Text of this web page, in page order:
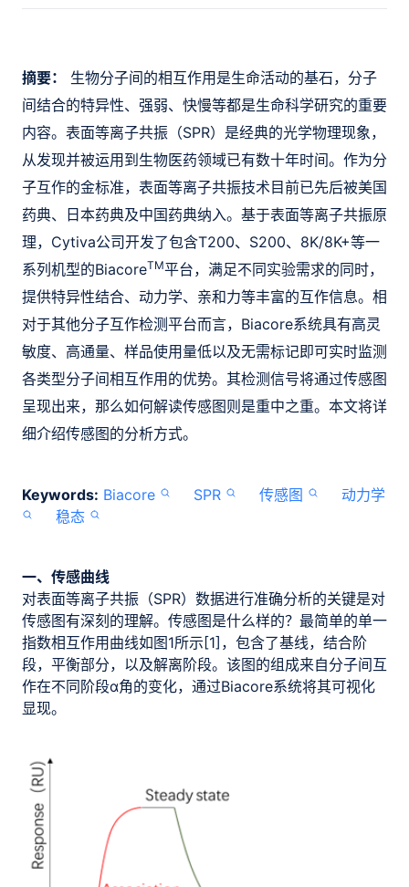
摘要：
生物分子间的相互作用是生命活动的基石，分子
间结合的特异性、强弱、快慢等都是生命科学研究的重要
内容。表面等离子共振（SPR）是经典的光学物理现象，
从发现并被运用到生物医药领域已有数十年时间。作为分
子互作的金标准，表面等离子共振技术目前已先后被美国
药典、日本药典及中国药典纳入。基于表面等离子共振原
理，Cytiva公司开发了包含T200、S200、8K/8K+等一
系列机型的BiacoreTM平台，满足不同实验需求的同时，
提供特异性结合、动力学、亲和力等丰富的互作信息。相
对于其他分子互作检测平台而言，Biacore系统具有高灵
敏度、高通量、样品使用量低以及无需标记即可实时监测
各类型分子间相互作用的优势。其检测信号将通过传感图
呈现出来，那么如何解读传感图则是重中之重。本文将详
细介绍传感图的分析方式。
Keywords: Biacore SPR 传感图
动力学
稳态
一、传感曲线
对表面等离子共振（SPR）数据进行准确分析的关键是对
传感图有深刻的理解。传感图是什么样的？最简单的单一
指数相互作用曲线如图1所示[1]，包含了基线，结合阶
段，平衡部分，以及解离阶段。该图的组成来自分子间互
作在不同阶段α角的变化，通过Biacore系统将其可视化
显现。